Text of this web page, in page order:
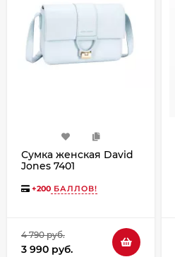
Сумка женская David
Jones 7401
+200 БАЛЛОВ!
4 790 руб.
3 990 руб.